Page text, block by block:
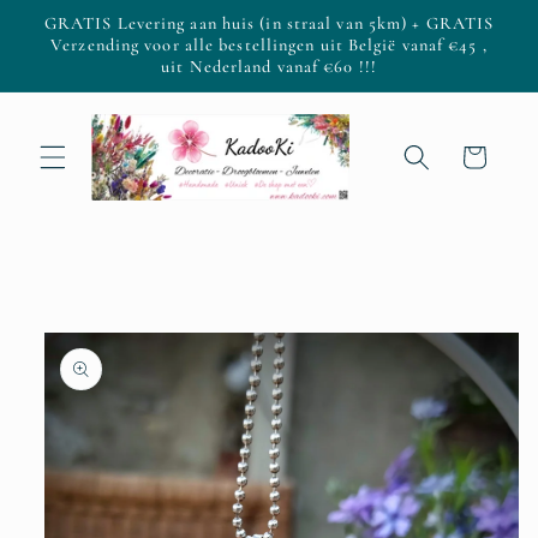
Skip to
content
GRATIS Levering aan huis (in straal van 5km) + GRATIS
Verzending voor alle bestellingen uit België vanaf €45 ,
uit Nederland vanaf €60 !!!
Cart
information